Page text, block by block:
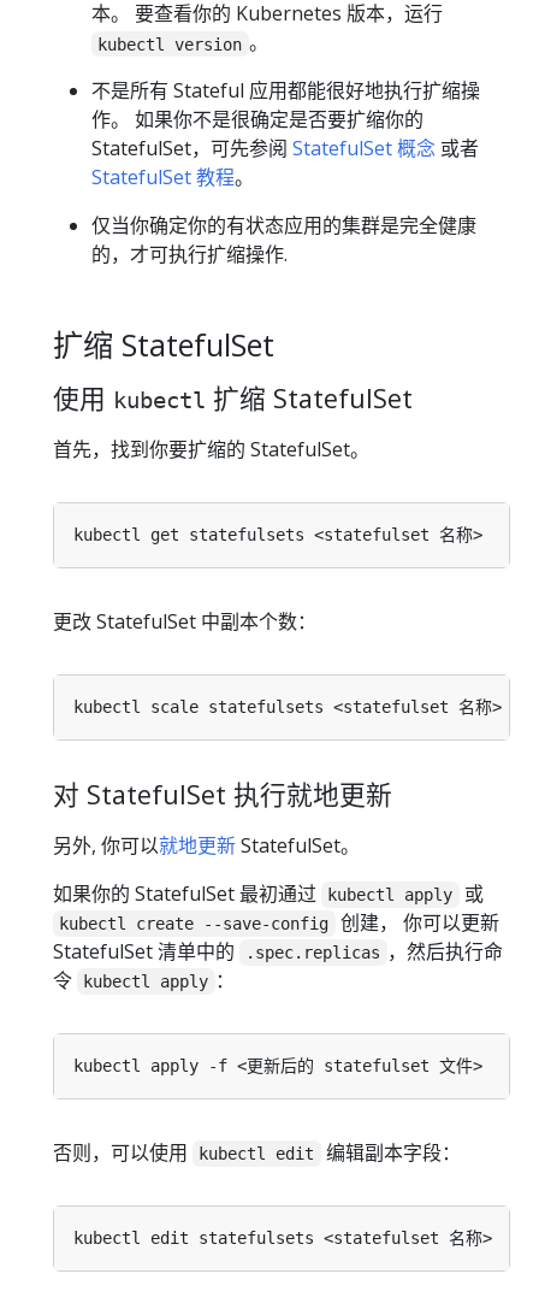
本。 要查看你的 Kubernetes 版本，运行
kubectl version 。
不是所有 Stateful 应用都能很好地执行扩缩操
作。 如果你不是很确定是否要扩缩你的
StatefulSet，可先参阅 StatefulSet 概念 或者
StatefulSet 教程。
仅当你确定你的有状态应用的集群是完全健康
的，才可执行扩缩操作.
扩缩 StatefulSet
使用 kubectl 扩缩 StatefulSet
首先，找到你要扩缩的 StatefulSet。
更改 StatefulSet 中副本个数：
kubectl scale statefulsets <statefulset 名称> --
对 StatefulSet 执行就地更新
另外, 你可以就地更新StatefulSet。
如果你的 StatefulSet 最初通过
kubectl apply 或
kubectl create --save-config
创建， 你可以更新
StatefulSet 清单中的
.spec.replicas ，然后执行命
令
kubectl apply ：
否则，可以使用 kubectl edit 编辑副本字段：